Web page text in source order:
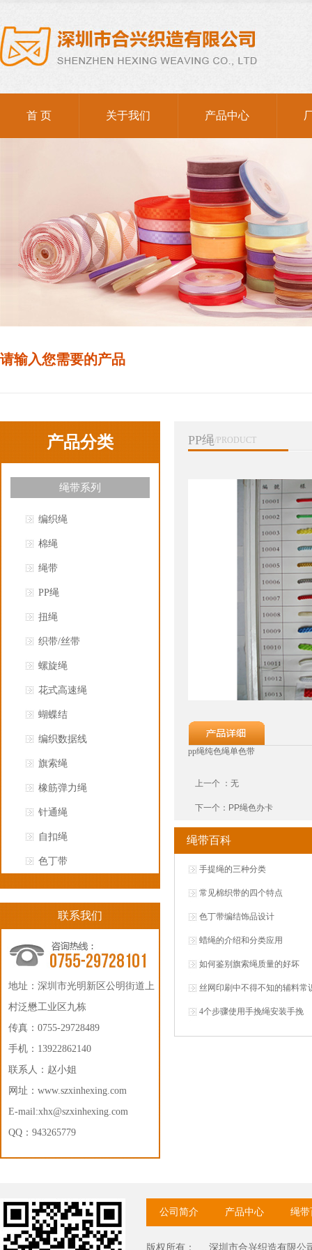
首 页 关于我们 产品中心
请输入您需要的产品
产品分类
绳带系列
编织绳
棉绳
绳带
PP绳
扭绳
织带/丝带
螺旋绳
花式高速绳
蝴蝶结
编织数据线
旗索绳
橡筋弹力绳
针通绳
自扣绳
色丁带
联系我们
地址：深圳市光明新区公明街道上
村泛懋工业区九栋
传真：0755-29728489
手机：13922862140
联系人：赵小姐
网址： www.szxinhexing.com
E-mail:xhx@szxinhexing.com
QQ：943265779
PP绳/PRODUCT
pp绳纯色绳单色带
上一个 ：无
下一个： PP绳色办卡
绳带百科
手提绳的三种分类
常见棉织带的四个特点
色丁带编结饰品设计
蜡绳的介绍和分类应用
如何鉴别旗索绳质量的好坏
丝网印刷中不得不知的辅料常
4个步骤使用手挽绳安装手挽
公司简介 产品中心 绳带
版权所有： 深圳市合兴织造有限